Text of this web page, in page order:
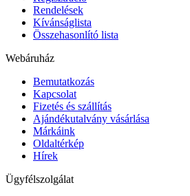
Rendelések
Kívánságlista
Összehasonlító lista
Webáruház
Bemutatkozás
Kapcsolat
Fizetés és szállítás
Ajándékutalvány vásárlása
Márkáink
Oldaltérkép
Hírek
Ügyfélszolgálat